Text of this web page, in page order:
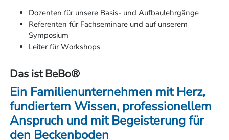
Dozenten für unsere Basis- und Aufbaulehrgänge
Referenten für Fachseminare und auf unserem
Symposium
Leiter für Workshops
Das ist BeBo®
Ein Familienunternehmen mit Herz,
fundiertem Wissen, professionellem
Anspruch und mit Begeisterung für
den Beckenboden